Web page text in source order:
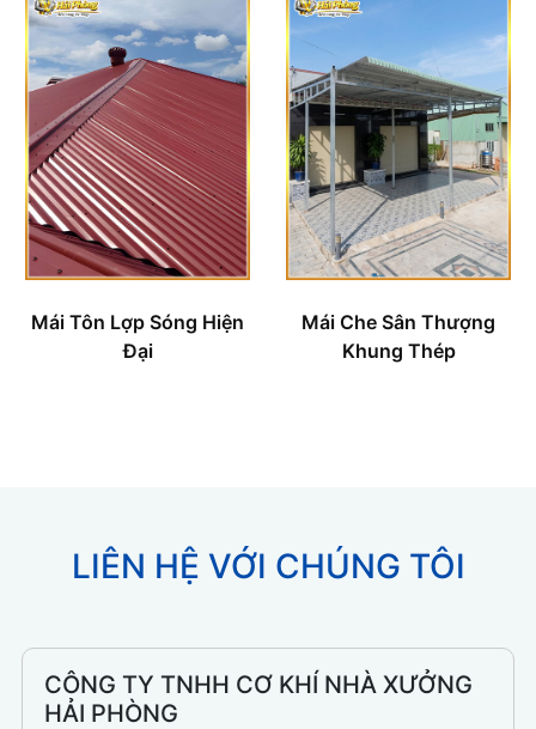
Mái Tôn Lợp Sóng Hiện
Đại
Mái Che Sân Thượng
Khung Thép
LIÊN HỆ VỚI CHÚNG TÔI
CÔNG TY TNHH CƠ KHÍ NHÀ XƯỞNG
HẢI PHÒNG